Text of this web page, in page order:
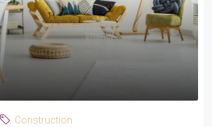
Construction